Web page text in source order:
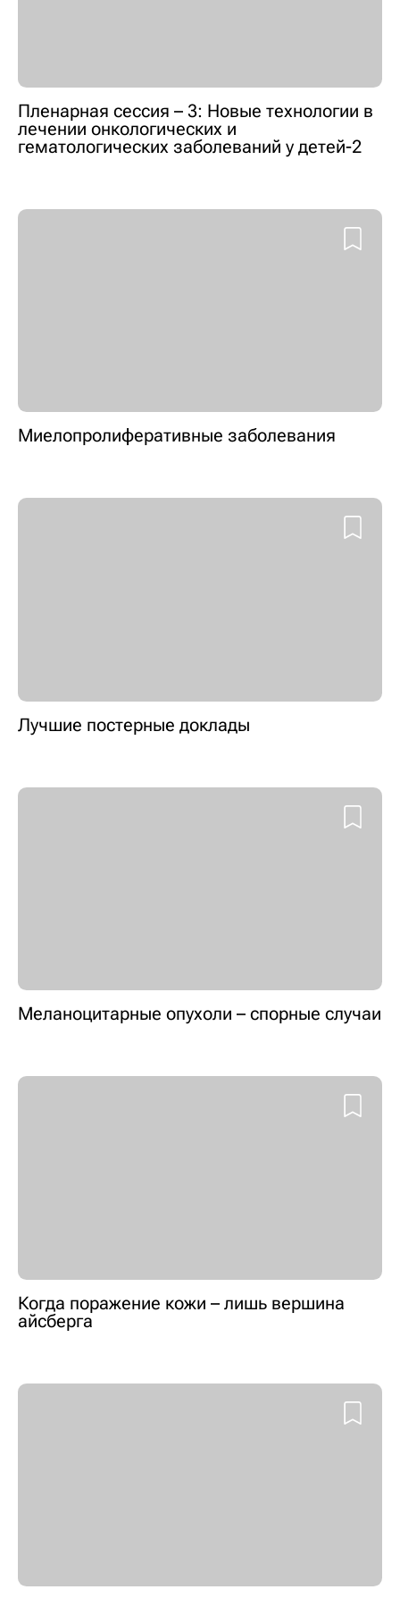
Пленарная сессия – 3: Новые технологии в
лечении онкологических и
гематологических заболеваний у детей-2
Миелопролиферативные заболевания
Лучшие постерные доклады
Меланоцитарные опухоли – спорные случаи
Когда поражение кожи – лишь вершина
айсберга